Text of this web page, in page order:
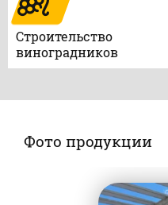
Строительство
виноградников
Фото продукции